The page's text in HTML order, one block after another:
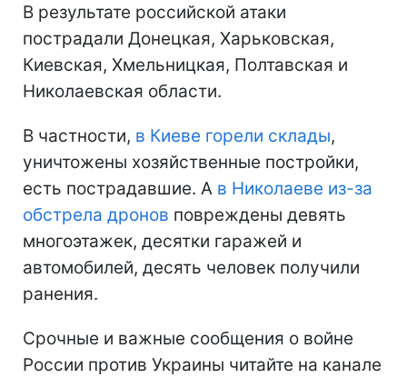
В результате российской атаки
пострадали Донецкая, Харьковская,
Киевская, Хмельницкая, Полтавская и
Николаевская области.
В частности, в Киеве горели склады,
уничтожены хозяйственные постройки,
есть пострадавшие. А в Николаеве из-за
обстрела дронов повреждены девять
многоэтажек, десятки гаражей и
автомобилей, десять человек получили
ранения.
Срочные и важные сообщения о войне
России против Украины читайте на канале